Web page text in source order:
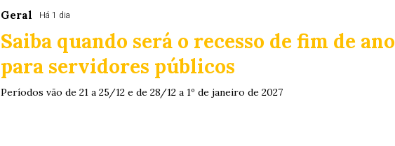
Geral Há 1 dia
Saiba quando será o recesso de fim de ano
para servidores públicos
Períodos vão de 21 a 25/12 e de 28/12 a 1º de janeiro de 2027